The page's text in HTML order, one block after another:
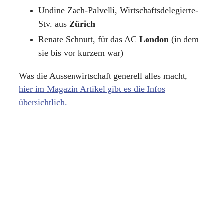
Undine Zach-Palvelli, Wirtschaftsdelegierte-
Stv. aus Zürich
Renate Schnutt, für das AC London (in dem
sie bis vor kurzem war)
Was die Aussenwirtschaft generell alles macht,
hier im Magazin Artikel gibt es die Infos
übersichtlich.